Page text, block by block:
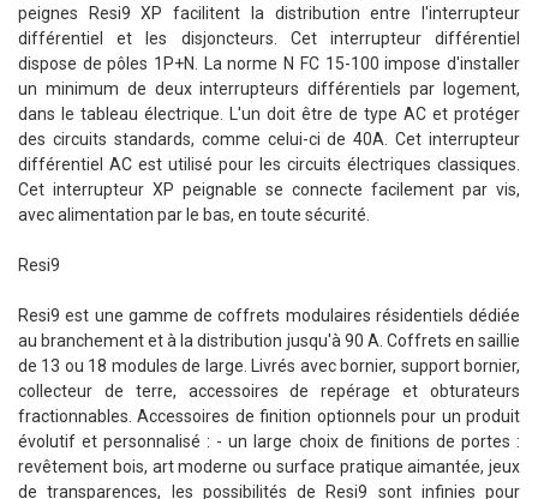
peignes Resi9 XP facilitent la distribution entre l'interrupteur
différentiel et les disjoncteurs. Cet interrupteur différentiel
dispose de pôles 1P+N. La norme N FC 15-100 impose d'installer
un minimum de deux interrupteurs différentiels par logement,
dans le tableau électrique. L'un doit être de type AC et protéger
des circuits standards, comme celui-ci de 40A. Cet interrupteur
différentiel AC est utilisé pour les circuits électriques classiques.
Cet interrupteur XP peignable se connecte facilement par vis,
avec alimentation par le bas, en toute sécurité.
Resi9
Resi9 est une gamme de coffrets modulaires résidentiels dédiée
au branchement et à la distribution jusqu'à 90 A. Coffrets en saillie
de 13 ou 18 modules de large. Livrés avec bornier, support bornier,
collecteur de terre, accessoires de repérage et obturateurs
fractionnables. Accessoires de finition optionnels pour un produit
évolutif et personnalisé : - un large choix de finitions de portes :
revêtement bois, art moderne ou surface pratique aimantée, jeux
de transparences, les possibilités de Resi9 sont infinies pour